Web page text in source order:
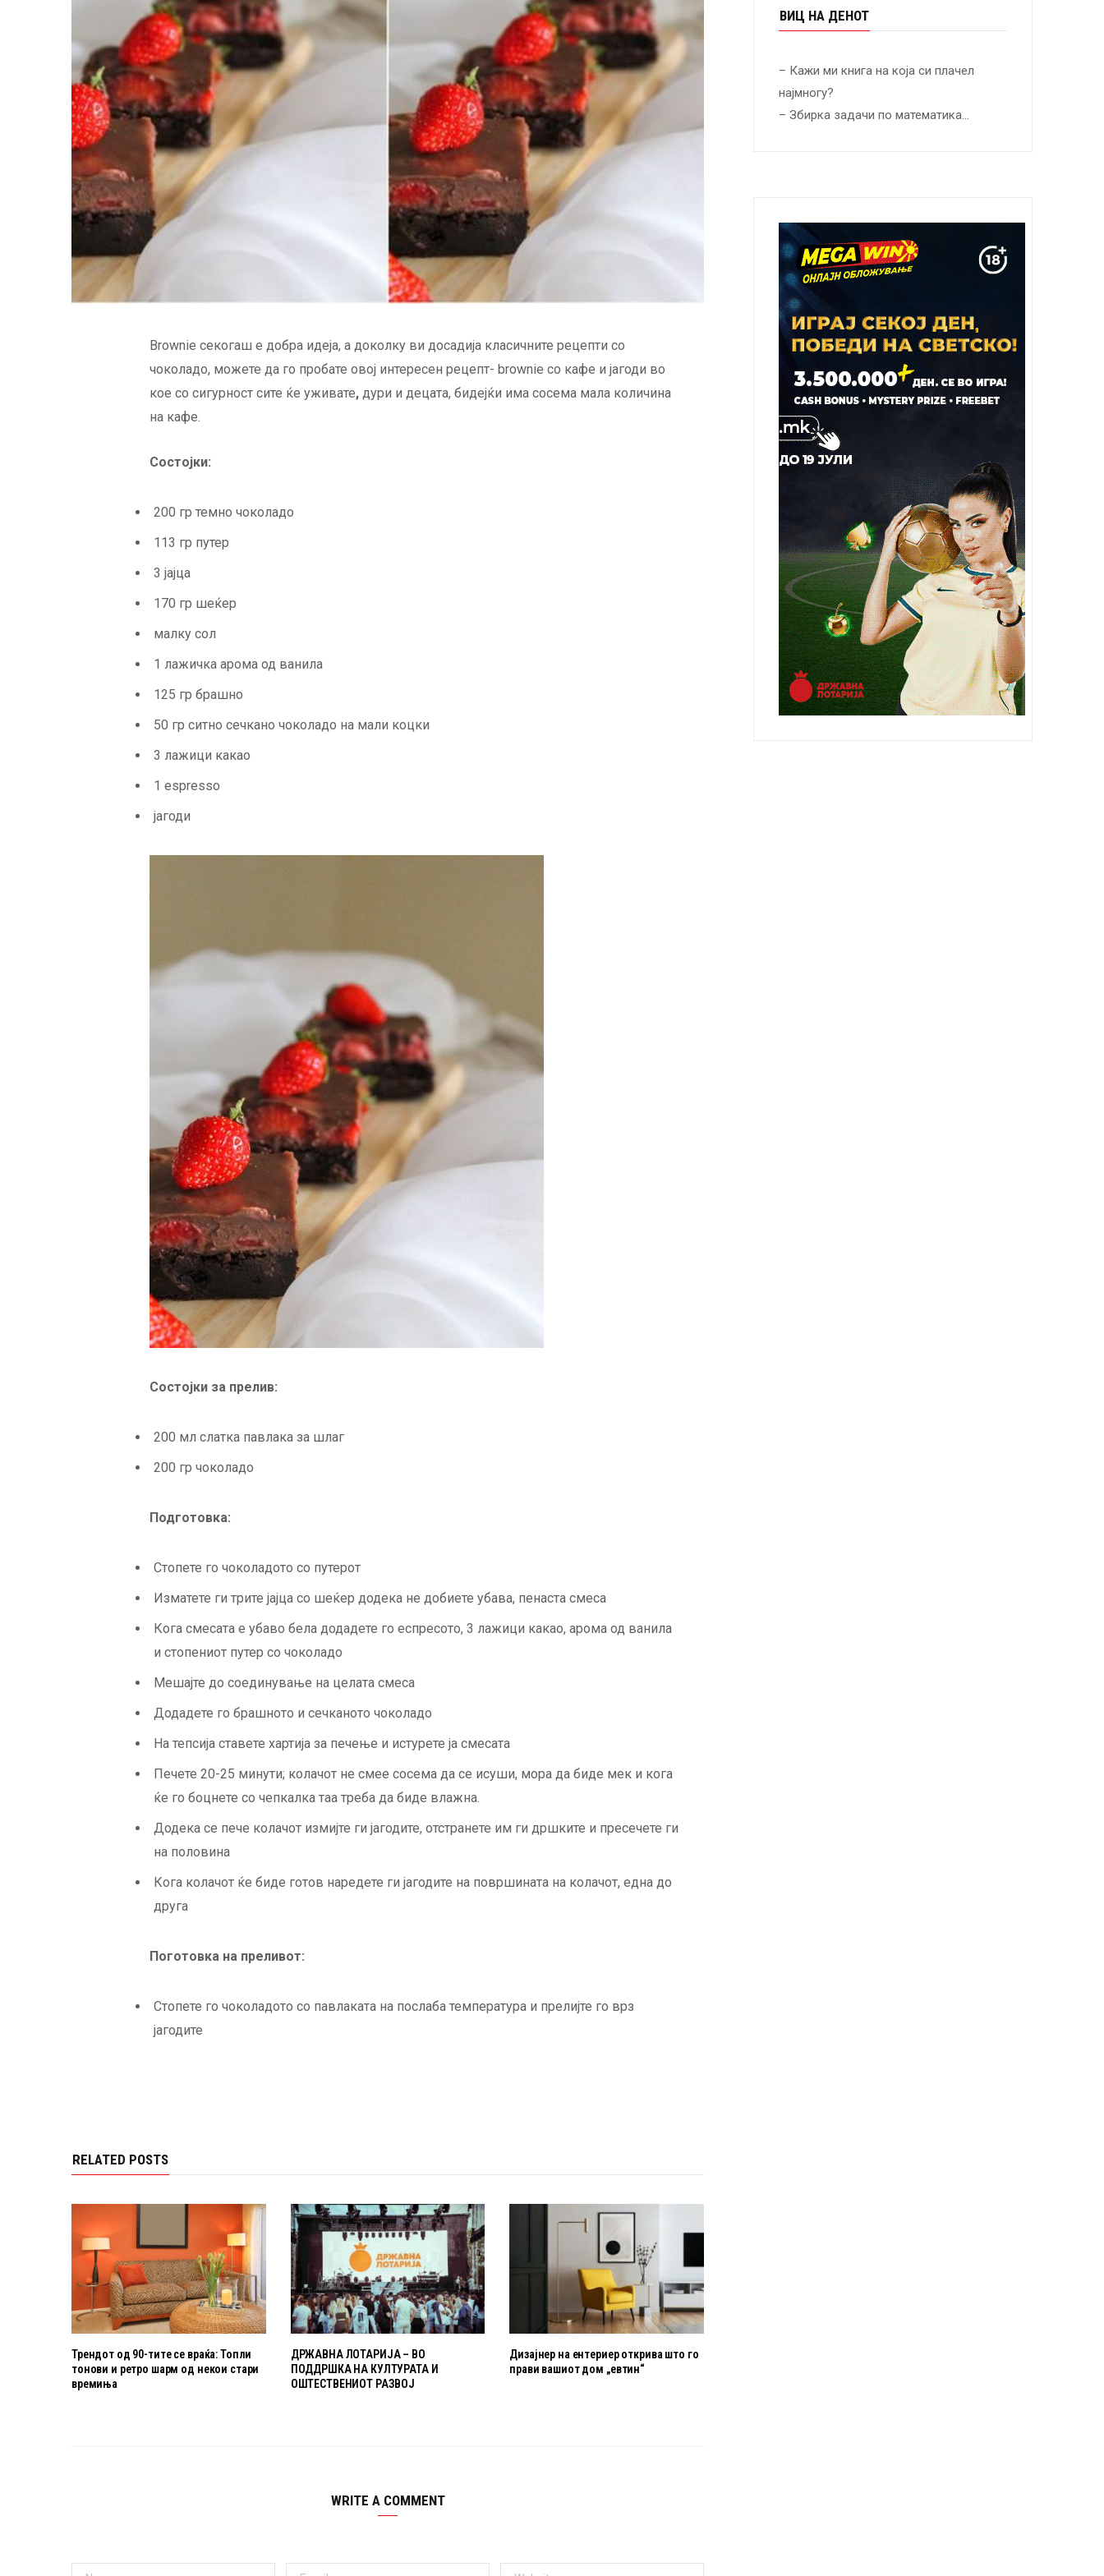
Brownie секогаш е добра идеја, а доколку ви досадија класичните рецепти со
чоколадо, можете да го пробате овој интересен рецепт- brownie со кафе и јагоди во
кое со сигурност сите ќе уживате, дури и децата, бидејќи има сосема мала количина
на кафе.
Состојки:
200 гр темно чоколадо
113 гр путер
3 јајца
170 гр шеќер
малку сол
1 лажичка арома од ванила
125 гр брашно
50 гр ситно сечкано чоколадо на мали коцки
3 лажици какао
1 espresso
јагоди
Состојки за прелив:
200 мл слатка павлака за шлаг
200 гр чоколадо
Подготовка:
Стопете го чоколадото со путерот
Изматете ги трите јајца со шеќер додека не добиете убава, пенаста смеса
Кога смесата е убаво бела додадете го еспресото, 3 лажици какао, арома од ванила
и стопениот путер со чоколадо
Мешајте до соединување на целата смеса
Додадете го брашното и сечканото чоколадо
На тепсија ставете хартија за печење и истурете ја смесата
Печете 20-25 минути; колачот не смее сосема да се исуши, мора да биде мек и кога
ќе го боцнете со чепкалка таа треба да биде влажна.
Додека се пече колачот измијте ги јагодите, отстранете им ги дршките и пресечете ги
на половина
Кога колачот ќе биде готов наредете ги јагодите на површината на колачот, една до
друга
Поготовка на преливот:
Стопете го чоколадото со павлаката на послаба температура и прелијте го врз
јагодите
RELATED POSTS
Трендот од 90-тите се враќа: Топли
тонови и ретро шарм од некои стари
времиња
ДРЖАВНА ЛОТАРИЈА – ВО
ПОДДРШКА НА КУЛТУРАТА И
ОШТЕСТВЕНИОТ РАЗВОЈ
Дизајнер на ентериер открива што го
прави вашиот дом „евтин“
WRITE A COMMENT
ВИЦ НА ДЕНОТ
– Кажи ми книга на која си плачел
најмногу?
– Збирка задачи по математика…